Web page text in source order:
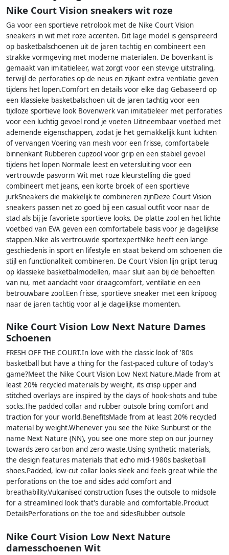
Nike Court Vision sneakers wit roze
Ga voor een sportieve retrolook met de Nike Court Vision
sneakers in wit met roze accenten. Dit lage model is genspireerd
op basketbalschoenen uit de jaren tachtig en combineert een
strakke vormgeving met moderne materialen. De bovenkant is
gemaakt van imitatieleer, wat zorgt voor een stevige uitstraling,
terwijl de perforaties op de neus en zijkant extra ventilatie geven
tijdens het lopen.Comfort en details voor elke dag Gebaseerd op
een klassieke basketbalschoen uit de jaren tachtig voor een
tijdloze sportieve look Bovenwerk van imitatieleer met perforaties
voor een luchtig gevoel rond je voeten Uitneembaar voetbed met
ademende eigenschappen, zodat je het gemakkelijk kunt luchten
of vervangen Voering van mesh voor een frisse, comfortabele
binnenkant Rubberen cupzool voor grip en een stabiel gevoel
tijdens het lopen Normale leest en vetersluiting voor een
vertrouwde pasvorm Wit met roze kleurstelling die goed
combineert met jeans, een korte broek of een sportieve
jurkSneakers die makkelijk te combineren zijnDeze Court Vision
sneakers passen net zo goed bij een casual outfit voor naar de
stad als bij je favoriete sportieve looks. De platte zool en het lichte
voetbed van EVA geven een comfortabele basis voor je dagelijkse
stappen.Nike als vertrouwde sportexpertNike heeft een lange
geschiedenis in sport en lifestyle en staat bekend om schoenen die
stijl en functionaliteit combineren. De Court Vision lijn grijpt terug
op klassieke basketbalmodellen, maar sluit aan bij de behoeften
van nu, met aandacht voor draagcomfort, ventilatie en een
betrouwbare zool.Een frisse, sportieve sneaker met een knipoog
naar de jaren tachtig voor al je dagelijkse momenten.
Nike Court Vision Low Next Nature Dames
Schoenen
FRESH OFF THE COURT.In love with the classic look of '80s
basketball but have a thing for the fast-paced culture of today's
game?Meet the Nike Court Vision Low Next Nature.Made from at
least 20% recycled materials by weight, its crisp upper and
stitched overlays are inspired by the days of hook-shots and tube
socks.The padded collar and rubber outsole bring comfort and
traction for your world.BenefitsMade from at least 20% recycled
material by weight.Whenever you see the Nike Sunburst or the
name Next Nature (NN), you see one more step on our journey
towards zero carbon and zero waste.Using synthetic materials,
the design features materials that echo mid-1980s basketball
shoes.Padded, low-cut collar looks sleek and feels great while the
perforations on the toe and sides add comfort and
breathability.Vulcanised construction fuses the outsole to midsole
for a streamlined look that's durable and comfortable.Product
DetailsPerforations on the toe and sidesRubber outsole
Nike Court Vision Low Next Nature
damesschoenen Wit